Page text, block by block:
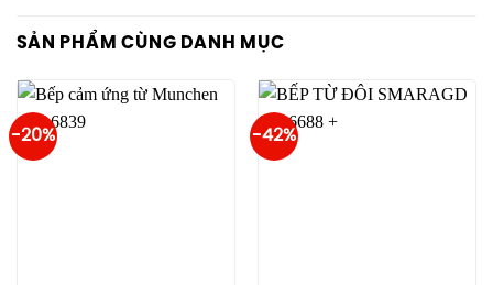
SẢN PHẨM CÙNG DANH MỤC
-20% -42%